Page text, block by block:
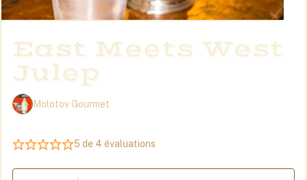
East Meets West
Julep
Molotov Gourmet
5 de 4 évaluations